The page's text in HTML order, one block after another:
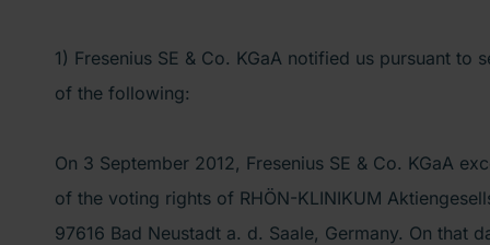
1) Fresenius SE & Co. KGaA notified us pursuant to
of the following:
On 3 September 2012, Fresenius SE & Co. KGaA
of the voting rights of RHÖN-KLINIKUM
97616 Bad Neustadt a. d. Saale, Germany. On that